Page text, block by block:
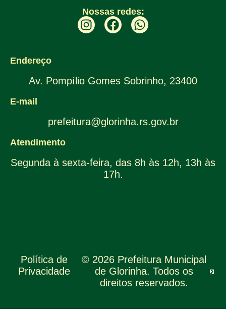
Nossas redes:
Endereço
Av. Pompílio Gomes Sobrinho, 23400
E-mail
prefeitura@glorinha.rs.gov.br
Atendimento
Segunda à sexta-feira, das 8h às 12h, 13h às
17h.
Política de
Privacidade
© 2026 Prefeitura Municipal
de Glorinha. Todos os
direitos reservados.